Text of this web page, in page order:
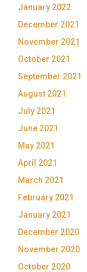
January 2022
December 2021
November 2021
October 2021
September 2021
August 2021
July 2021
June 2021
May 2021
April 2021
March 2021
February 2021
January 2021
December 2020
November 2020
October 2020